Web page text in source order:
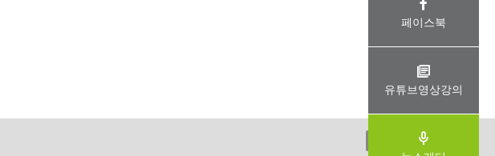
페이스북
유튜브영상강의